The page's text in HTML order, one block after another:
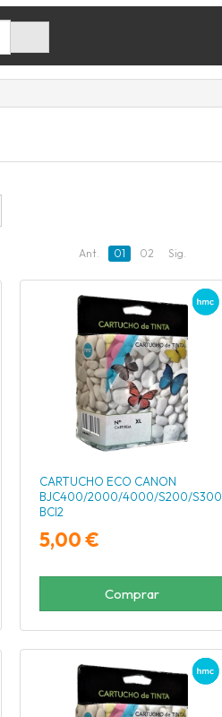
Ant. 01 02 Sig.
CARTUCHO ECO CANON
BJC400/2000/4000/S200/S300
BCI2
5,00 €
Comprar